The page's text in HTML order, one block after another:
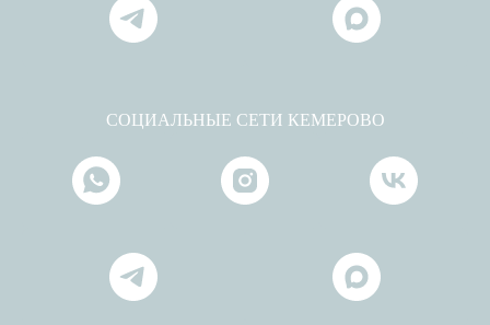
СОЦИАЛЬНЫЕ СЕТИ КЕМЕРОВО